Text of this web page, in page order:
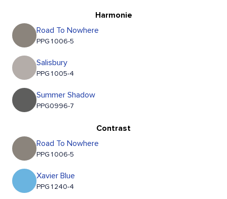
Harmonie
Road To Nowhere
PPG1006-5
Salisbury
PPG1005-4
Summer Shadow
PPG0996-7
Contrast
Road To Nowhere
PPG1006-5
Xavier Blue
PPG1240-4